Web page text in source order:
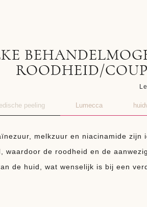
ROODHEID/
peeling Lumecca
melkzuur en niacinamide
waardoor de roodheid en de
de huid, wat wenselijk is bij een